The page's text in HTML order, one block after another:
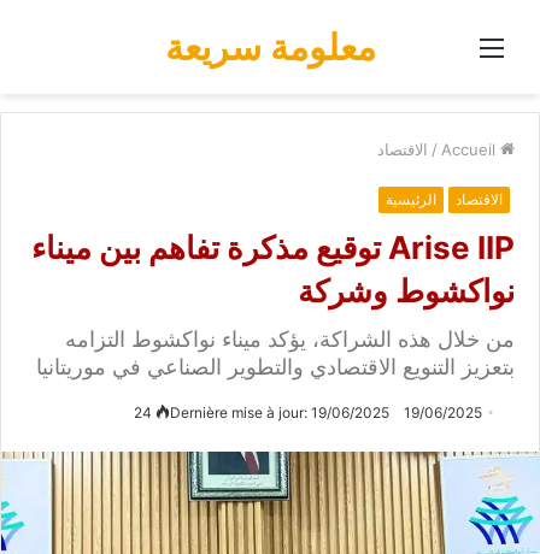
Menu معلومة سريعة
/ الاقتصاد
الاقتصاد الرئيسية
Arise IIP توقيع مذكرة تفاهم بين ميناء
نواكشوط وشركة
من خلال هذه الشراكة، يؤكد ميناء نواكشوط التزامه
بتعزيز التنويع الاقتصادي والتطوير الصناعي في موريتانيا
19/06/2025
Dernière mise à jour: 19/06/2025